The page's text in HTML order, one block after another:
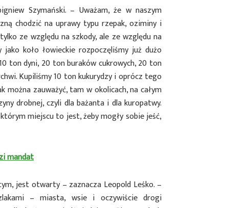
Szymański. – Uważam, że w naszym
chodzić na uprawy typu rzepak, oziminy i
ze względu na szkody, ale ze względu na
koło łowieckie rozpoczęliśmy już dużo
ton dyni, 20 ton buraków cukrowych, 20 ton
Kupiliśmy 10 ton kukurydzy i oprócz tego
można zauważyć, tam w okolicach, na całym
drobnej, czyli dla bażanta i dla kuropatwy.
miejscu to jest, żeby mogły sobie jeść,
mandat
jest otwarty – zaznacza Leopold Leśko. –
– miasta, wsie i oczywiście drogi